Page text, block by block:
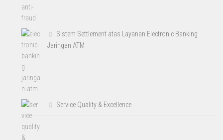
Sistem Settlement atas Layanan Electronic Banking
Jaringan ATM
Service Quality & Excellence